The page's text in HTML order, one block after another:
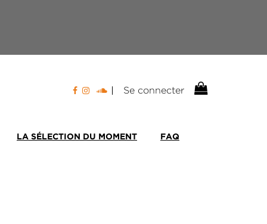
Se connecter
LA SÉLECTION DU MOMENT FAQ